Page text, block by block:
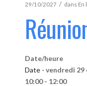
29/10/2027 / dans En
Date/heure
Date - vendredi 29
10:00 - 12:00